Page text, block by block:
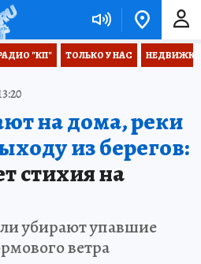
"КП" ТОЛЬКО У НАС НЕДВИЖКА
на дома, реки
из берегов:
стихия на
убирают упавшие
ветра